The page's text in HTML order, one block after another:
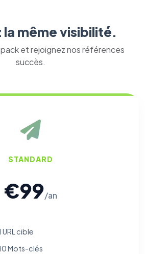
même visibilité.
et rejoignez nos références
succès.
STANDARD
€99/an
URL cible
Mots-clés
TOUJOURS ACTIF
du site : session, sécurité,
de consentement. Ils ne